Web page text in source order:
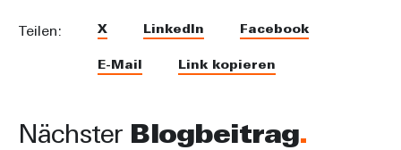
Teilen: X LinkedIn Facebook
E-Mail Link kopieren
Nächster Blogbeitrag